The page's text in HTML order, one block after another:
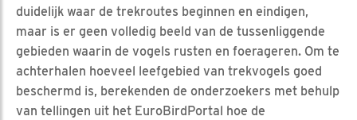
duidelijk waar de trekroutes beginnen en eindigen,
maar is er geen volledig beeld van de tussenliggende
gebieden waarin de vogels rusten en foerageren. Om te
achterhalen hoeveel leefgebied van trekvogels goed
beschermd is, berekenden de onderzoekers met behulp
van tellingen uit het EuroBirdPortal hoe de